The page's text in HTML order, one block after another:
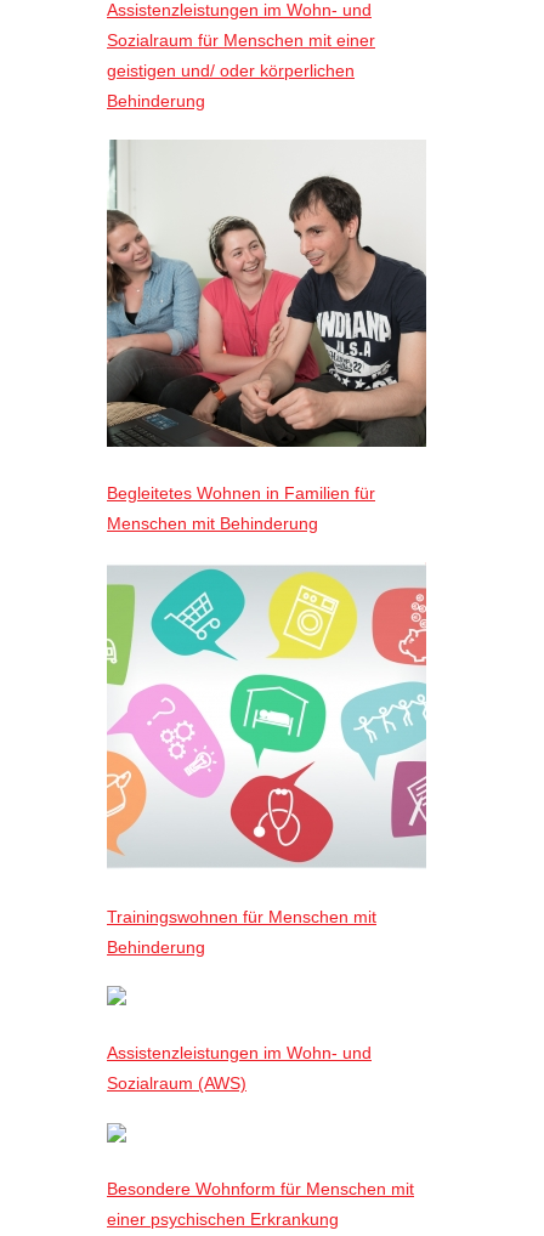
Assistenzleistungen im Wohn- und
Sozialraum für Menschen mit einer
geistigen und/ oder körperlichen
Behinderung
Begleitetes Wohnen in Familien für
Menschen mit Behinderung
Trainingswohnen für Menschen mit
Behinderung
Assistenzleistungen im Wohn- und
Sozialraum (AWS)
Besondere Wohnform für Menschen mit
einer psychischen Erkrankung